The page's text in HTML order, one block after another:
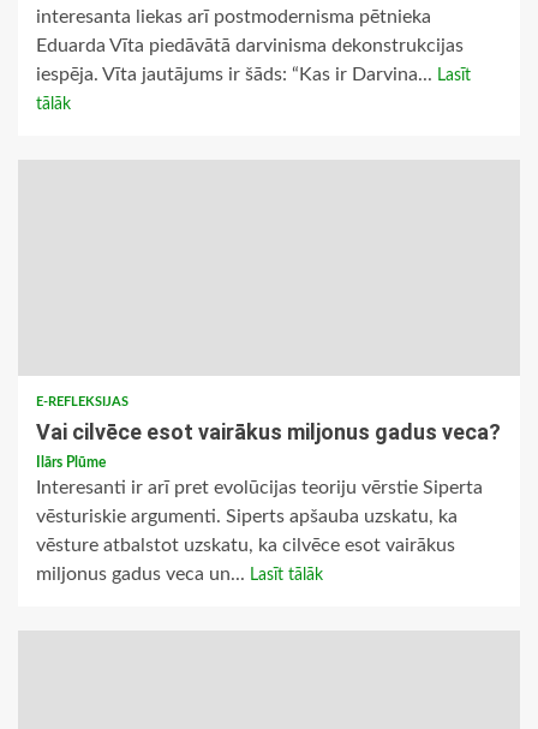
interesanta liekas arī postmodernisma pētnieka
Eduarda Vīta piedāvātā darvinisma dekonstrukcijas
iespēja. Vīta jautājums ir šāds: “Kas ir Darvina... Lasīt
tālāk
E-REFLEKSIJAS
Vai cilvēce esot vairākus miljonus gadus veca?
Ilārs Plūme
Interesanti ir arī pret evolūcijas teoriju vērstie Siperta
vēsturiskie argumenti. Siperts apšauba uzskatu, ka
vēsture atbalstot uzskatu, ka cilvēce esot vairākus
miljonus gadus veca un... Lasīt tālāk